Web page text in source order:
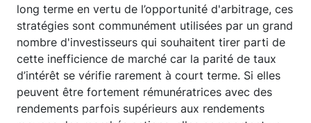
long terme en vertu de l’opportunité d'arbitrage, ces
stratégies sont communément utilisées par un grand
nombre d'investisseurs qui souhaitent tirer parti de
cette inefficience de marché car la parité de taux
d’intérêt se vérifie rarement à court terme. Si elles
peuvent être fortement rémunératrices avec des
rendements parfois supérieurs aux rendements